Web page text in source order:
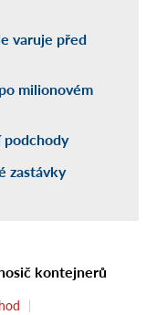
varuje před
milionovém
podchody
zastávky
kontejnerů